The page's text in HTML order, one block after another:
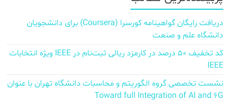
دریافت رایگان گواهینامه کورسرا (Coursera) برای دانشجویان
دانشگاه علم و صنعت
کد تخفیف ۵۰ درصد در کارمزد ریالی ثبت‌نام در IEEE ویژه انتخابات
IEEE
نشست تخصصی گروه الگوریتم و محاسبات دانشگاه تهران با عنوان
Toward full Integration of AI and 6G